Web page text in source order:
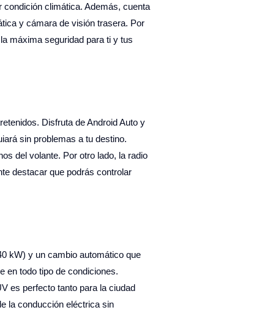
climática. Además, cuenta
y cámara de visión trasera. Por
máxima seguridad para ti y tus
Disfruta de Android Auto y
sin problemas a tu destino.
del volante. Por otro lado, la radio
destacar que podrás controlar
kW) y un cambio automático que
en todo tipo de condiciones.
es perfecto tanto para la ciudad
la conducción eléctrica sin